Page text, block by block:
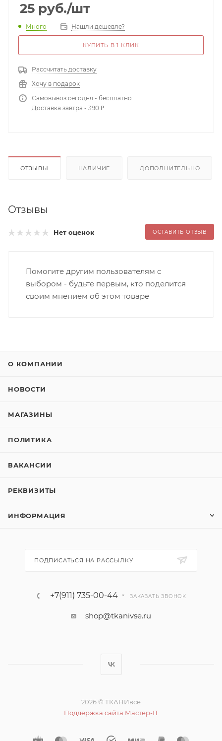
25 руб./шт
Много Нашли дешевле?
КУПИТЬ В 1 КЛИК
Рассчитать доставку
Хочу в подарок
Самовывоз сегодня - бесплатно
Доставка завтра - 390 ₽
ОТЗЫВЫ НАЛИЧИЕ ДОПОЛНИТЕЛЬНО
Отзывы
Нет оценок ОСТАВИТЬ ОТЗЫВ
Помогите другим пользователям с
выбором - будьте первым, кто поделится
своим мнением об этом товаре
О КОМПАНИИ
НОВОСТИ
МАГАЗИНЫ
ПОЛИТИКА
ВАКАНСИИ
РЕКВИЗИТЫ
ИНФОРМАЦИЯ
ПОДПИСАТЬСЯ НА РАССЫЛКУ
+7(911) 735-00-44 ЗАКАЗАТЬ ЗВОНОК
shop@tkanivse.ru
2026 © ТКАНИвсе
Поддержка сайта Мастер-IT